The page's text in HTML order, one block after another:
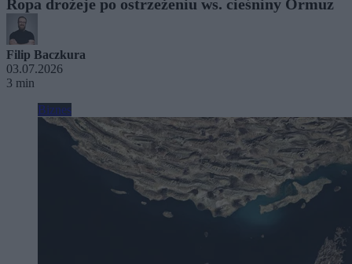
Ropa drożeje po ostrzeżeniu ws. cieśniny Ormuz
Filip Baczkura
03.07.2026
3 min
Biznes